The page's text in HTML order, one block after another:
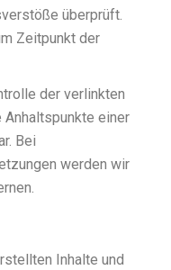
überprüft.
Zeitpunkt der
der verlinkten
einer
Bei
werden wir
Inhalte und